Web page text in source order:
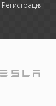
Регистрация